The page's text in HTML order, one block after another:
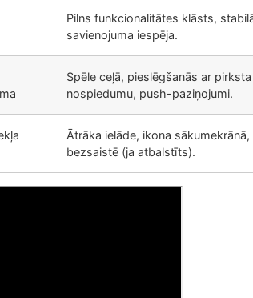
Pilns funkcionalitātes klāsts,
savienojuma iespēja.
Spēle ceļā, pieslēgšanās ar pirksta
nospiedumu, push-paziņojumi.
Ātrāka ielāde, ikona
bezsaistē (ja atbalstīts).